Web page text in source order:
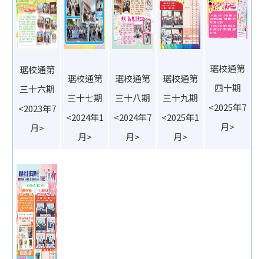
琚校通第
三十六期
<2023年7
月>
琚校通第
三十七期
<2024年1
月>
琚校通第
三十八期
<2024年7
月>
琚校通第
三十九期
<2025年1
月>
琚校通第
四十期
<2025年7
月>